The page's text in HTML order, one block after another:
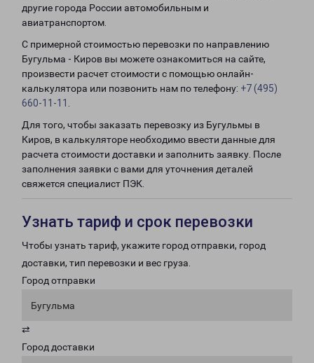
другие города России автомобильным и
авиатранспортом.
С примерной стоимостью перевозки по направлению
Бугульма - Киров вы можете ознакомиться на сайте,
произвести расчет стоимости с помощью онлайн-
калькулятора или позвонить нам по телефону: +7 (495)
660-11-11
Для того, чтобы заказать перевозку из Бугульмы в
Киров, в калькуляторе необходимо ввести данные для
расчета стоимости доставки и заполнить заявку. После
заполнения заявки с вами для уточнения деталей
свяжется специалист ПЭК.
Узнать тариф и срок перевозки
Чтобы узнать тариф, укажите город отправки, город
доставки, тип перевозки и вес груза.
Город отправки
Бугульма
⇄
Город доставки